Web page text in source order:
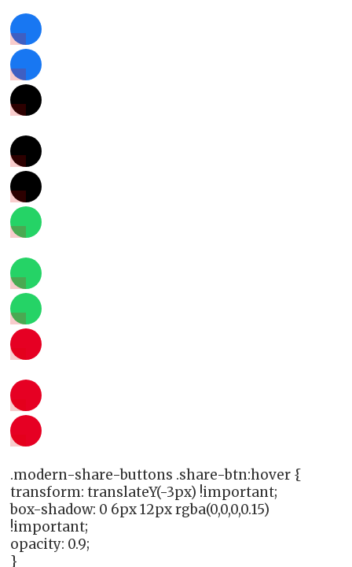
.modern-share-buttons .share-btn:hover {
transform: translateY(-3px) !important;
box-shadow: 0 6px 12px rgba(0,0,0,0.15)
!important;
opacity: 0.9;
}